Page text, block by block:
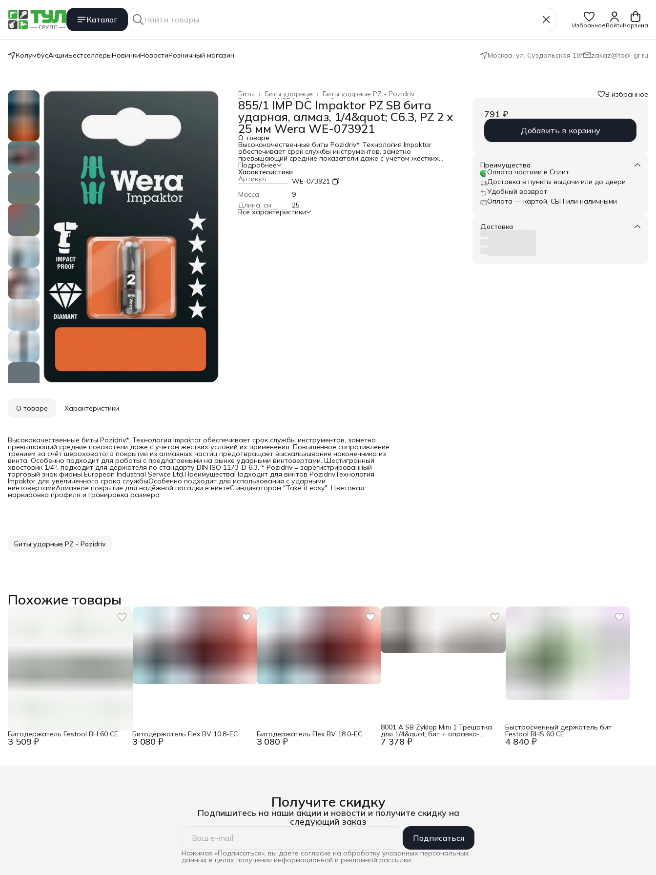
Каталог
ИзбранноеВойтиКорзина
КолумбусАкцииБестселлерыНовинкиНовостиРозничный магазин Москва, ул. Суздальская 18г zakaz@tool-gr.ru
Биты ударные PZ - Pozidriv
Биты ударные ›
Биты ›
Биты и битодержатели ›
WERA ›
Главная
855/1 IMP DC Impaktor PZ SB бита
ударная, алмаз, 1/4&quot; C6.3, PZ 2 x
25 мм Wera WE-073921
О товаре
Высококачественные биты Pozidriv*. Технология Impaktor
обеспечивает срок службы инструментов, заметно
превышающий средние показатели даже с учетом жестких
условий их применения. Повышенное сопротивление трением
за счёт шероховатого покрытия из алмазных частиц
предотвращает выскальзывание наконечника из винта.
Особенно подходит для работы с предлагаемыми на рынке
ударными винтовертами. Шестигранный хвостовик 1/4",
подходит для держателя по стандарту DIN ISO 1173-D 6,3. *
Pozidriv = зарегистрированный торговый знак фирмы European
Industrial Service Ltd.ПреимуществаПодходит для винтов
Подробнее
Характеристики
Артикул
WE-073921
Масса
9
Длина, см
25
Все характеристики
В избранное
791 ₽
Добавить в корзину
Преимущества
Оплата частями в Сплит
Доставка в пункты выдачи или до двери
Удобный возврат
Оплата — картой, СБП или наличными
Доставка
О товаре Характеристики
Высококачественные биты Pozidriv*. Технология Impaktor обеспечивает срок службы инструментов, заметно
превышающий средние показатели даже с учетом жестких условий их применения. Повышенное сопротивление
трением за счёт шероховатого покрытия из алмазных частиц предотвращает выскальзывание наконечника из
винта. Особенно подходит для работы с предлагаемыми на рынке ударными винтовертами. Шестигранный
хвостовик 1/4", подходит для держателя по стандарту DIN ISO 1173-D 6,3. * Pozidriv = зарегистрированный
торговый знак фирмы European Industrial Service Ltd.ПреимуществаПодходит для винтов PozidrivТехнология
Impaktor для увеличенного срока службыОсобенно подходит для использования с ударными
винтовёртамиАлмазное покрытие для надёжной посадки в винтеС индикатором "Take it easy": Цветовая
маркировка профиля и гравировка размера
Биты ударные PZ - Pozidriv
Похожие товары
3 509 ₽
Битодержатель Festool BH 60 CE
3 080 ₽
Битодержатель Flex BV 10.8-EC
3 080 ₽
Битодержатель Flex BV 18.0-EC
7 378 ₽
8001 A SB Zyklop Mini 1 Трещотка
для 1/4&quot; бит + оправка-
хвостовик для 1/4&quot; головок, 2 4 840 ₽
Быстросменный держатель бит
Festool BHS 60 CE
Получите скидку
Подпишитесь на наши акции и новости и получите скидку на
следующий заказ
Подписаться
Нажимая «Подписаться», вы даете согласие на обработку указанных персональных
данных в целях получения информационной и рекламной рассылки